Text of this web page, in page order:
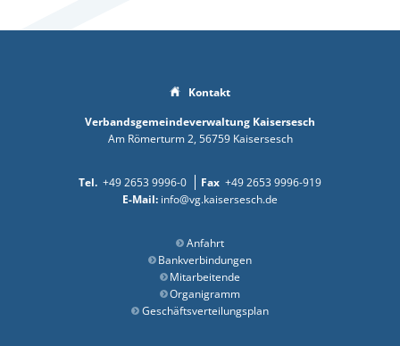
Kontakt
Verbandsgemeindeverwaltung Kaisersesch
Am Römerturm 2 56759 Kaisersesch
+49 2653 9996-0
+49 2653 9996-919
info@vg.kaisersesch.de
Anfahrt
Bankverbindungen
Mitarbeitende
Organigramm
Geschäftsverteilungsplan